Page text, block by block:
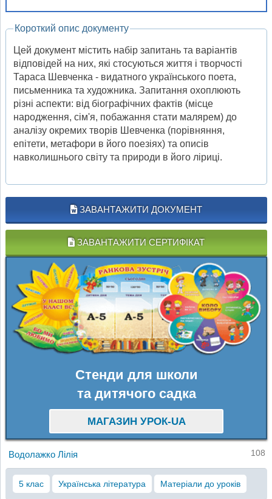
Короткий опис документу
Цей документ містить набір запитань та варіантів
відповідей на них, які стосуються життя і творчості
Тараса Шевченка - видатного українського поета,
письменника та художника. Запитання охоплюють
різні аспекти: від біографічних фактів (місце
народження, сім'я, побажання стати малярем) до
аналізу окремих творів Шевченка (порівняння,
епітети, метафори в його поезіях) та описів
навколишнього світу та природи в його ліриці.
ЗАВАНТАЖИТИ ДОКУМЕНТ
ЗАВАНТАЖИТИ СЕРТИФІКАТ
Стенди для школи
та дитячого садка
МАГАЗИН УРОК-UA
Водолажко Лілія 108
5 клас Українська література Матеріали до уроків